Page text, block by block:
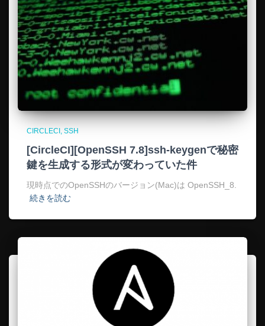
CIRCLECI SSH
[CircleCI][OpenSSH 7.8]ssh-keygenで秘密
鍵を生成する形式が変わっていた件
現時点でのOpenSSHのバージョン(Mac)は OpenSSH_8.
続きを読む